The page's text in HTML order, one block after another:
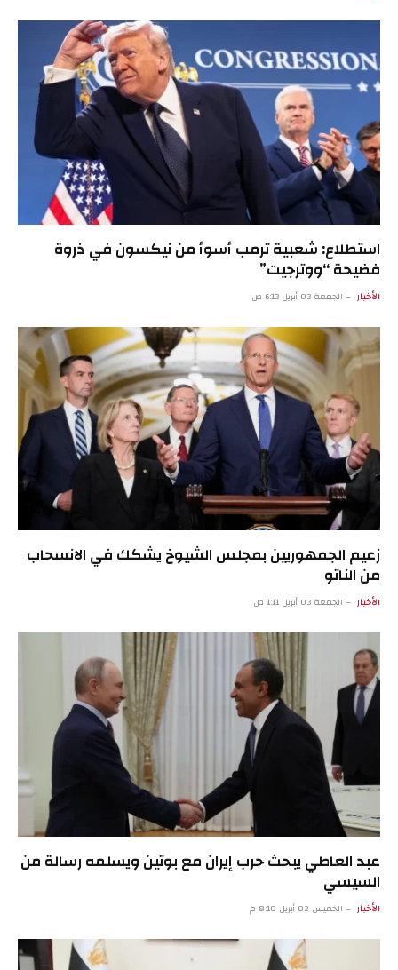
استطلاع: شعبية ترمب أسوأ من نيكسون في ذروة
فضيحة “ووترجيت”
الأخبار الجمعة 03 أبريل 6:13 ص
زعيم الجمهوريين بمجلس الشيوخ يشكك في الانسحاب
من الناتو
الأخبار الجمعة 03 أبريل 1:11 ص
عبد العاطي يبحث حرب إيران مع بوتين ويسلمه رسالة من
السيسي
الأخبار الخميس 02 أبريل 8:10 م